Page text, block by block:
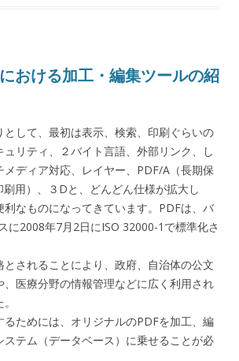
おける加工・編集ツールの紹
として、最初は表示、検索、印刷ぐらいの
リティ、２バイト言語、外部リンク、し
メディア対応、レイヤー、PDF/A（長期保
用）、３Dと、どんどん仕様が拡大し
利なものになってきています。PDFは、バ
に2008年7月2日にISO 32000-1で標準化さ
とされることにより、政府、自治体の公文
、医療分野の情報管理などに広く利用され
るためには、オリジナルのPDFを加工、編
ステム（データベース）に乗せることが必